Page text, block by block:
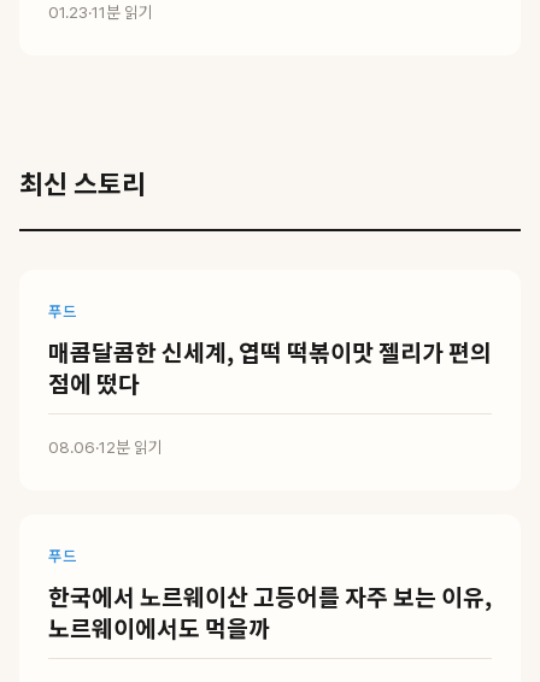
01.23·11분 읽기
최신 스토리
푸드
매콤달콤한 신세계, 엽떡 떡볶이맛 젤리가 편의
점에 떴다
08.06·12분 읽기
푸드
한국에서 노르웨이산 고등어를 자주 보는 이유,
노르웨이에서도 먹을까